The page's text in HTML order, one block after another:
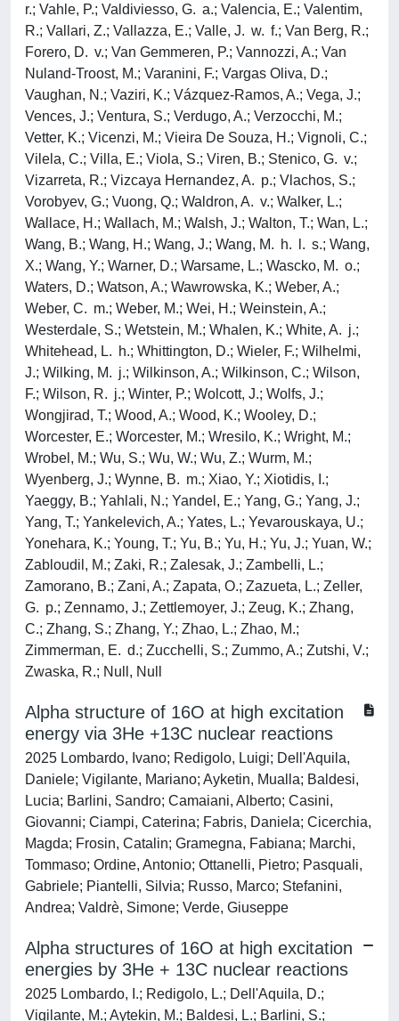
Alpha structure of 16O at high excitation
energy via 3He +13C nuclear reactions
2025 Lombardo, Ivano; Redigolo, Luigi; Dell'Aquila,
Daniele; Vigilante, Mariano; Ayketin, Mualla; Baldesi,
Lucia; Barlini, Sandro; Camaiani, Alberto; Casini,
Giovanni; Ciampi, Caterina; Fabris, Daniela; Cicerchia,
Magda; Frosin, Catalin; Gramegna, Fabiana; Marchi,
Tommaso; Ordine, Antonio; Ottanelli, Pietro; Pasquali,
Gabriele; Piantelli, Silvia; Russo, Marco; Stefanini,
Andrea; Valdrè, Simone; Verde, Giuseppe
Alpha structures of 16O at high excitation
energies by 3He + 13C nuclear reactions
2025 Lombardo, I.; Redigolo, L.; Dell'Aquila, D.;
Vigilante, M.; Aytekin, M.; Baldesi, L.; Barlini, S.;